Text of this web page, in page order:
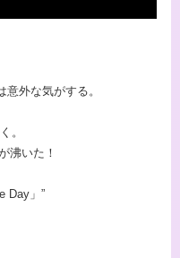
外な気がする。
。
沸いた！
Day」”